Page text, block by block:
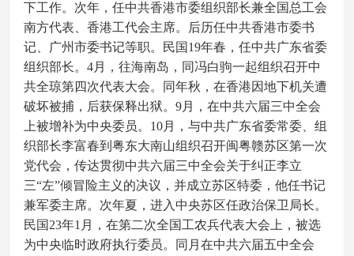
下工作。次年，任中共香港市委组织部长兼全国总工会
南方代表、香港工代会主席。后历任中共香港市委书
记、广州市委书记等职。民国19年春，任中共广东省委
组织部长。4月，往海南岛，同冯白驹一起组织召开中
共全琼第四次代表大会。同年秋，在香港因地下机关遭
破坏被捕，后获保释出狱。9月，在中共六届三中全会
上被增补为中央委员。10月，与中共广东省委常委、组
织部长李富春到粤东大南山组织召开闽粤赣苏区第一次
党代会，传达贯彻中共六届三中全会关于纠正李立
三“左”倾冒险主义的决议，并成立苏区特委，他任书记
兼军委主席。次年夏，进入中央苏区任政治保卫局长。
民国23年1月，在第二次全国工农兵代表大会上，被选
为中央临时政府执行委员。同月在中共六届五中全会